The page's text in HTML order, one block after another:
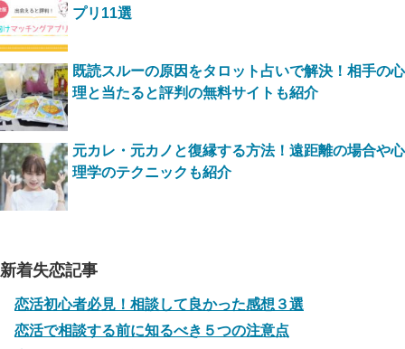
プリ11選
既読スルーの原因をタロット占いで解決！相手の心
理と当たると評判の無料サイトも紹介
元カレ・元カノと復縁する方法！遠距離の場合や心
理学のテクニックも紹介
新着失恋記事
恋活初心者必見！相談して良かった感想３選
恋活で相談する前に知るべき５つの注意点